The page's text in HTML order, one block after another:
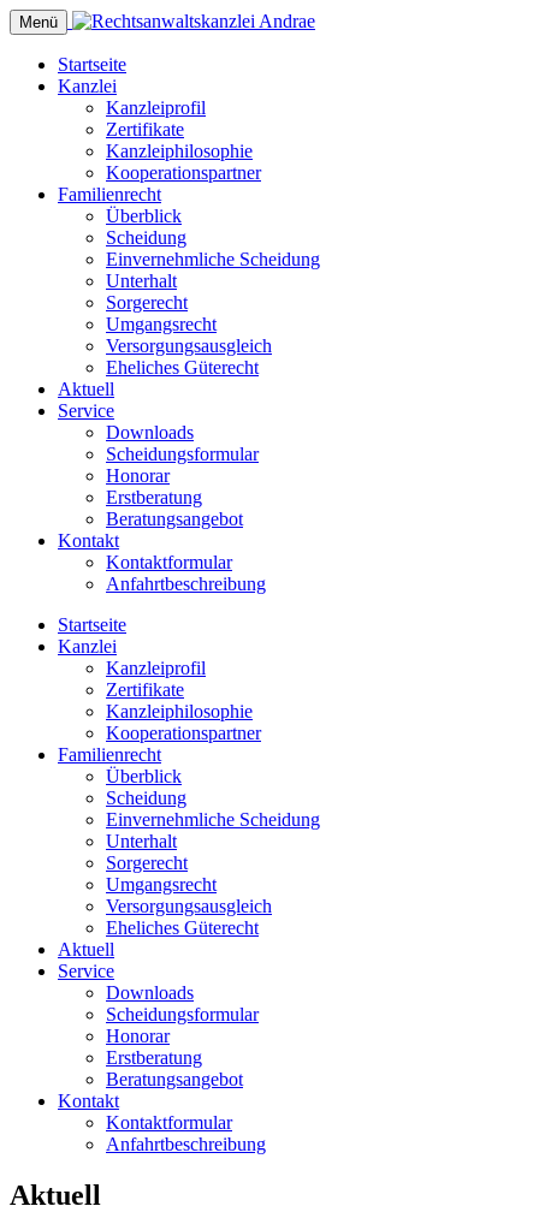
Menü
Startseite
Kanzlei
Kanzleiprofil
Zertifikate
Kanzleiphilosophie
Kooperationspartner
Familienrecht
Überblick
Scheidung
Einvernehmliche Scheidung
Unterhalt
Sorgerecht
Umgangsrecht
Versorgungsausgleich
Eheliches Güterecht
Aktuell
Service
Downloads
Scheidungsformular
Honorar
Erstberatung
Beratungsangebot
Kontakt
Kontaktformular
Anfahrtbeschreibung
Startseite
Kanzlei
Kanzleiprofil
Zertifikate
Kanzleiphilosophie
Kooperationspartner
Familienrecht
Überblick
Scheidung
Einvernehmliche Scheidung
Unterhalt
Sorgerecht
Umgangsrecht
Versorgungsausgleich
Eheliches Güterecht
Aktuell
Service
Downloads
Scheidungsformular
Honorar
Erstberatung
Beratungsangebot
Kontakt
Kontaktformular
Anfahrtbeschreibung
Aktuell